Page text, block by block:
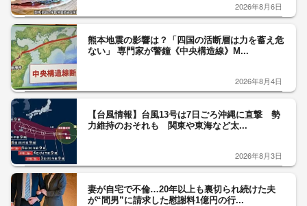
2026年8月6日
熊本地震の影響は？「四国の活断層は力を蓄え危
ない」 専門家が警鐘《中央構造線》M...
2026年8月4日
【台風情報】台風13号は7日ごろ沖縄に直撃 勢
力維持のおそれも 関東や東海など太...
2026年8月3日
妻が自宅で不倫…20年以上も裏切られ続けた夫
が“間男”に請求した慰謝料1億円の行...